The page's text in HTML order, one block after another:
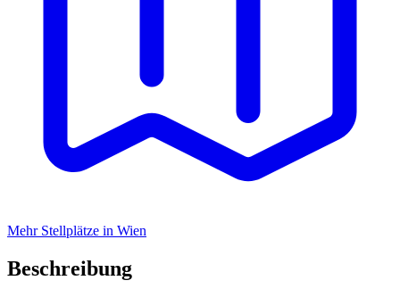
Mehr Stellplätze in Wien
Beschreibung